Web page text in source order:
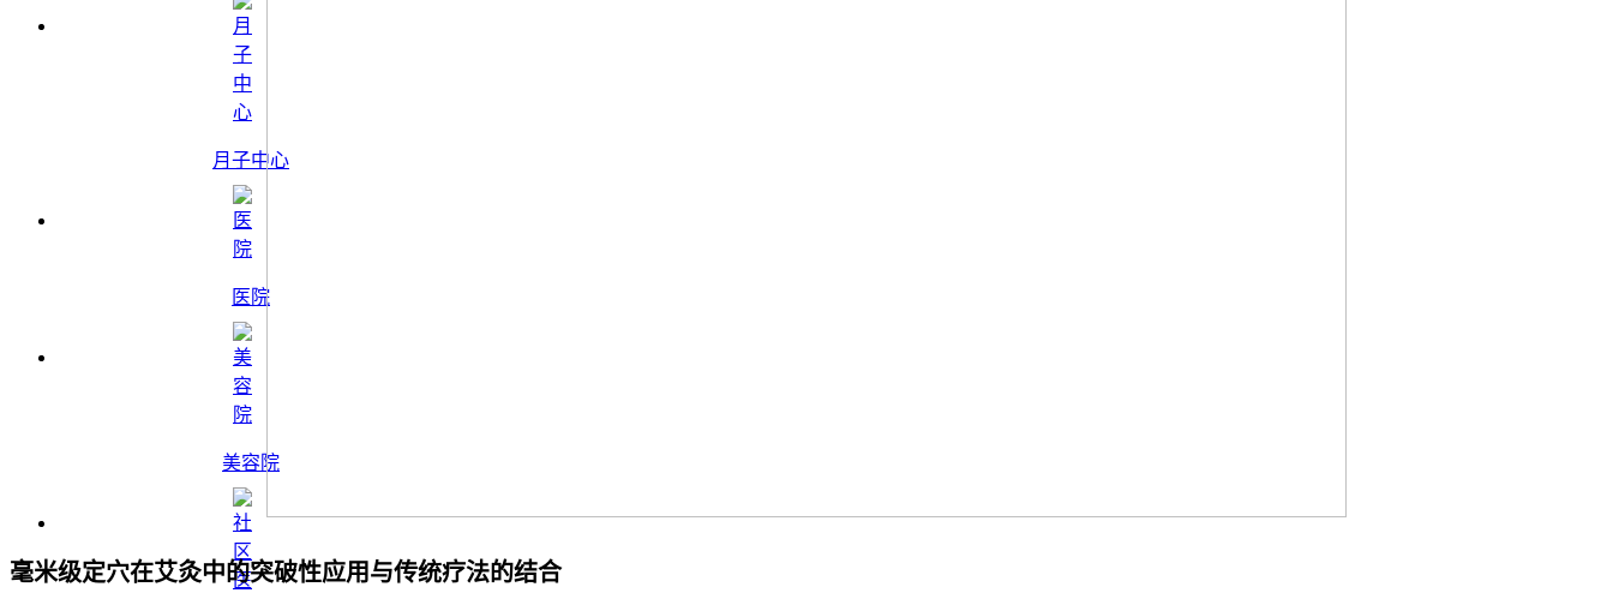
月子中心
医院
美容院
毫米级定穴在艾灸中的突破性应用与传统疗法的结合